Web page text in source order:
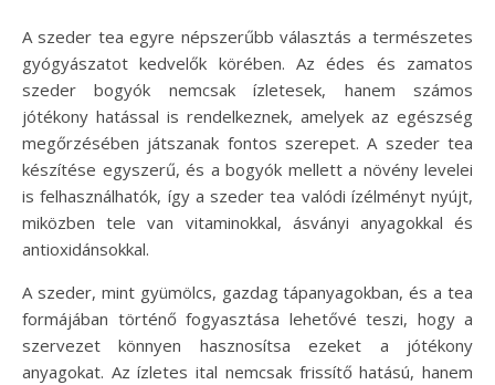
A szeder tea egyre népszerűbb választás a természetes
gyógyászatot kedvelők körében. Az édes és zamatos
szeder bogyók nemcsak ízletesek, hanem számos
jótékony hatással is rendelkeznek, amelyek az egészség
megőrzésében játszanak fontos szerepet. A szeder tea
készítése egyszerű, és a bogyók mellett a növény levelei
is felhasználhatók, így a szeder tea valódi ízélményt nyújt,
miközben tele van vitaminokkal, ásványi anyagokkal és
antioxidánsokkal.
A szeder, mint gyümölcs, gazdag tápanyagokban, és a tea
formájában történő fogyasztása lehetővé teszi, hogy a
szervezet könnyen hasznosítsa ezeket a jótékony
anyagokat. Az ízletes ital nemcsak frissítő hatású, hanem